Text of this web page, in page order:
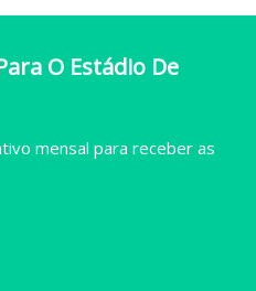
O Estádio De
mensal para receber as